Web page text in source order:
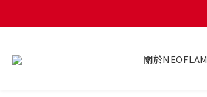
關於NEOFLAM